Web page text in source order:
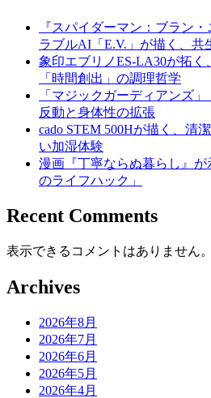
『スパイダーマン：ブラン
ラブルAI「E.V.」が描く、共
象印エブリノES-LA30が拓く
「時間創出」の調理哲学
「マジックガーディアンズ
反動と身体性の拡張
cado STEM 500Hが描く、清
い加湿体験
漫画『丁寧ならぬ暮らし』
のライフハック」
Recent Comments
表示できるコメントはありません。
Archives
2026年8月
2026年7月
2026年6月
2026年5月
2026年4月